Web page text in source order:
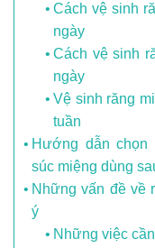
Cách vệ sinh
ngày
Cách vệ sinh
ngày
Vệ sinh răng
tuần
Hướng dẫn chọn
súc miệng dùng
Những vấn đề về
ý
Những việc